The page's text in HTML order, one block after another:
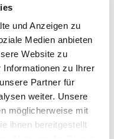
und Anzeigen zu
Medien anbieten
Website zu
Informationen zu Ihrer
Partner für
weiter. Unsere
möglicherweise mit
ihnen bereitgestellt